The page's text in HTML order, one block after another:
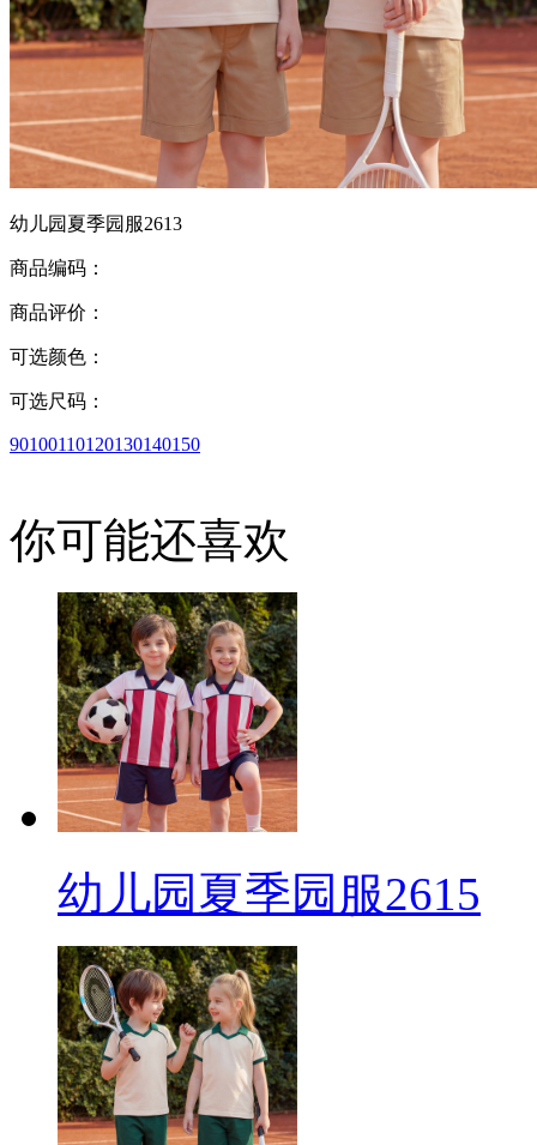
幼儿园夏季园服2613
商品编码：
商品评价：
可选颜色：
可选尺码：
90100110120130140150
你可能还喜欢
幼儿园夏季园服2615